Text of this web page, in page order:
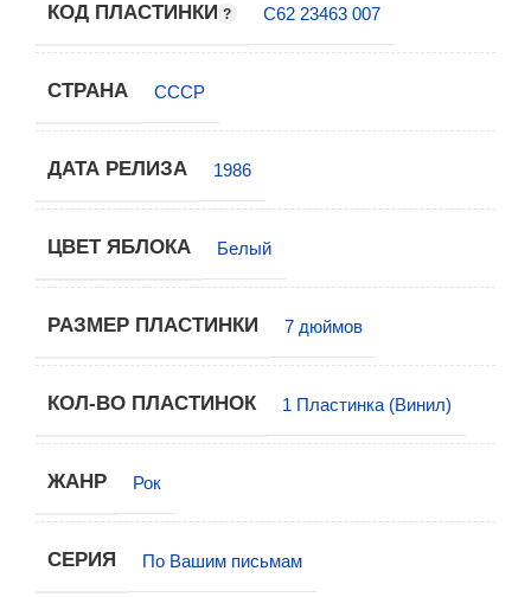
КОД ПЛАСТИНКИ С62 23463 007
СТРАНА СССР
ДАТА РЕЛИЗА 1986
ЦВЕТ ЯБЛОКА Белый
РАЗМЕР ПЛАСТИНКИ 7 дюймов
КОЛ-ВО ПЛАСТИНОК 1 Пластинка (Винил)
ЖАНР Рок
СЕРИЯ По Вашим письмам